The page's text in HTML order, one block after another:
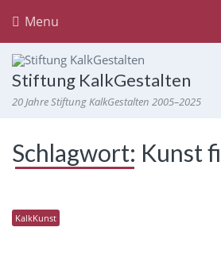
Menu
Stiftung KalkGestalten
20 Jahre Stiftung KalkGestalten 2005–2025
Schlagwort: Kunst
KalkKunst